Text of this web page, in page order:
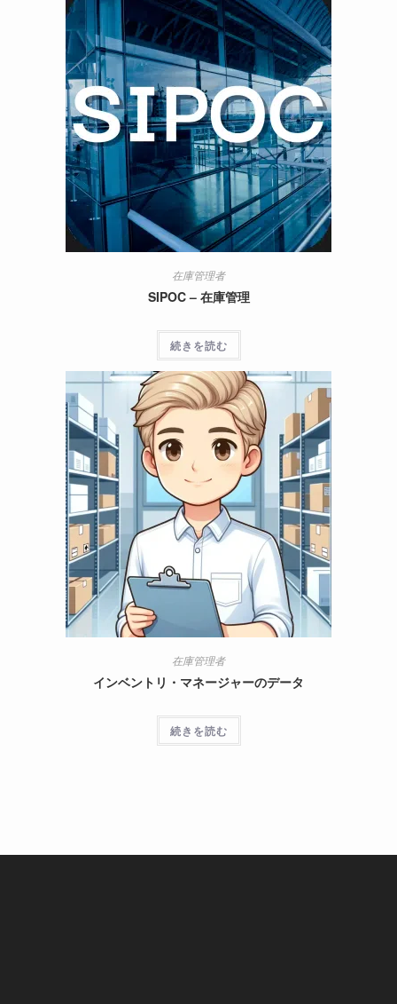
在庫管理者
SIPOC – 在庫管理
続きを読む
在庫管理者
インベントリ・マネージャーのデータ
続きを読む